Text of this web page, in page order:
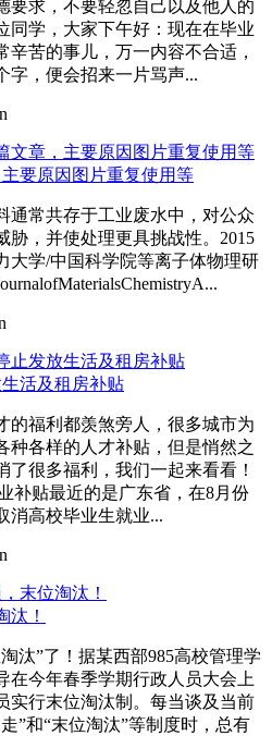
要求，不要轻忽自己以及他人的
同学，大家下午好：现在在毕业
辛苦的事儿，万一内容不合适，
字，便会招来一片骂声...
要原因图片重复使用等
通常共存于工业废水中，对公众
胁，并使处理更具挑战性。2015
大学/中国科学院等离子体物理研
活及租房补贴
的福利都羡煞旁人，很多城市为
种各样的人才补贴，但是悄然之
了很多福利，我们一起来看看！
补贴最近的是广东省，在8月份
消高校毕业生就业...
汰！
汰”了！据某西部985高校管理学
在今年春季学期行政人员大会上
实行末位淘汰制。每当谈及当前
”和“末位淘汰”等制度时，总有